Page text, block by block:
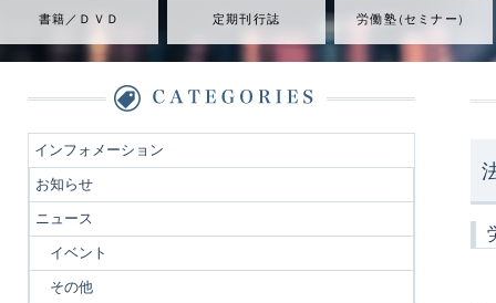
書籍／ＤＶＤ 定期刊行誌 労働塾（セミナ ー ）
インフォメーション
お知らせ
ニュース
イベント
その他